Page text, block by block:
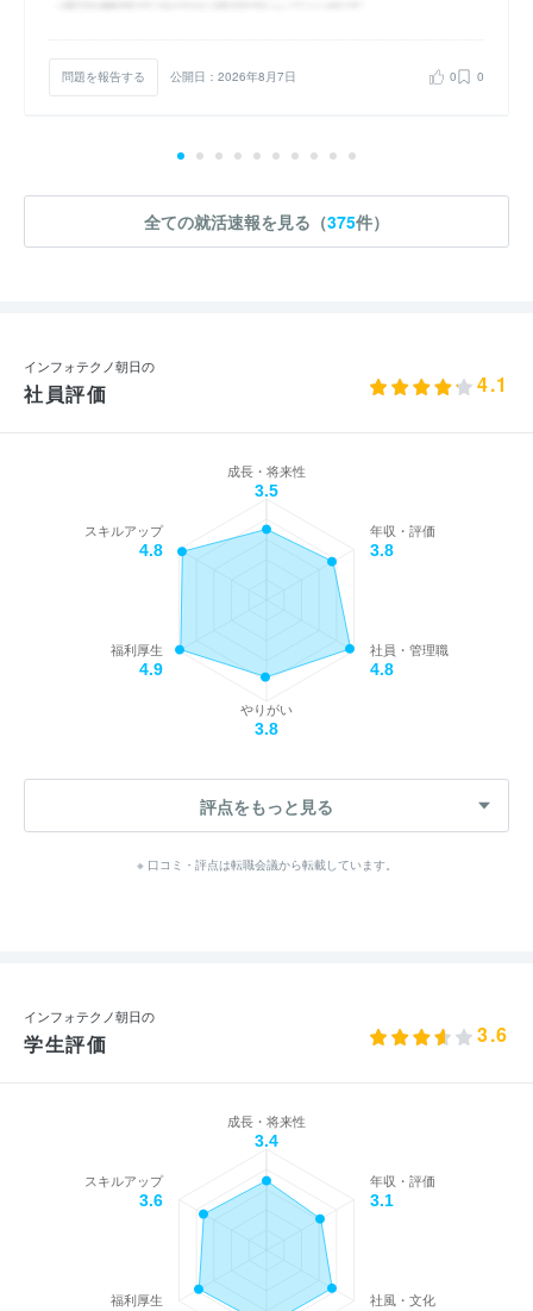
問題を報告する 公開日：2026年8月7日 0 0
全ての就活速報を見る（375件）
インフォテクノ朝日の
社員評価 4.1
成長・将来性
3.5
年収・評価
3.8
社員・管理職
4.8
やりがい
3.8
福利厚生
4.9
スキルアップ
4.8
評点をもっと見る
※ 口コミ・評点は転職会議から転載しています。
インフォテクノ朝日の
学生評価 3.6
成長・将来性
3.4
年収・評価
3.1
社風・文化
福利厚生
スキルアップ
3.6